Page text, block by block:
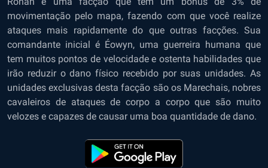
movimentação pelo mapa, fazendo com que você realize
ataques mais rapidamente do que outras facções. Sua
comandante inicial é Éowyn, uma guerreira humana que
tem muitos pontos de velocidade e ostenta habilidades que
irão reduzir o dano físico recebido por suas unidades. As
unidades exclusivas desta facção são os Marechais, nobres
cavaleiros de ataques de corpo a corpo que são muito
velozes e capazes de causar uma boa quantidade de dano.